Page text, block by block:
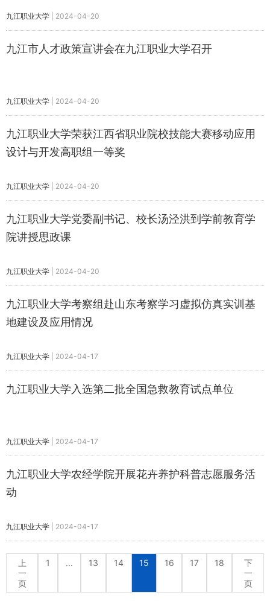
九江职业大学 2024-04-20
九江市人才政策宣讲会在九江职业大学召开
九江职业大学 2024-04-20
九江职业大学荣获江西省职业院校技能大赛移动应用
设计与开发高职组一等奖
九江职业大学 2024-04-20
九江职业大学党委副书记、校长汤泾洪到学前教育学
院讲授思政课
九江职业大学 2024-04-20
九江职业大学考察组赴山东考察学习虚拟仿真实训基
地建设及应用情况
九江职业大学 2024-04-17
九江职业大学入选第二批全国急救教育试点单位
九江职业大学 2024-04-17
九江职业大学农经学院开展花卉养护科普志愿服务活
动
九江职业大学 2024-04-17
上
一
页
1 ... 13 14 15 16 17 18
下
一
页